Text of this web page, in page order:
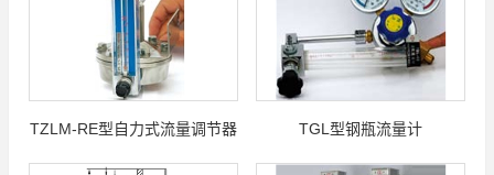
TZLM-RE型自力式流量调节器 TGL型钢瓶流量计